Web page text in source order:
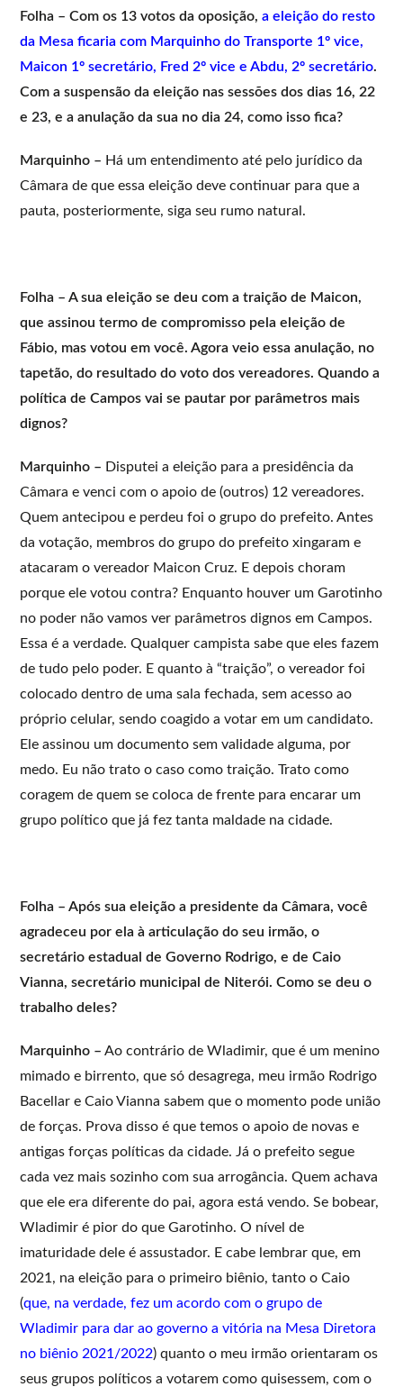
Folha – Com os 13 votos da oposição,a eleição do resto
da Mesa ficaria com Marquinho do Transporte 1º vice,
Maicon 1º secretário, Fred 2º vice e Abdu, 2º secretário.
Com a suspensão da eleição nas sessões dos dias 16, 22
e 23, e a anulação da sua no dia 24, como isso fica?
Marquinho – Há um entendimento até pelo jurídico da
Câmara de que essa eleição deve continuar para que a
pauta, posteriormente, siga seu rumo natural.
Folha – A sua eleição se deu com a traição de Maicon,
que assinou termo de compromisso pela eleição de
Fábio, mas votou em você. Agora veio essa anulação, no
tapetão, do resultado do voto dos vereadores. Quando a
política de Campos vai se pautar por parâmetros mais
dignos?
Marquinho – Disputei a eleição para a presidência da
Câmara e venci com o apoio de (outros) 12 vereadores.
Quem antecipou e perdeu foi o grupo do prefeito. Antes
da votação, membros do grupo do prefeito xingaram e
atacaram o vereador Maicon Cruz. E depois choram
porque ele votou contra? Enquanto houver um Garotinho
no poder não vamos ver parâmetros dignos em Campos.
Essa é a verdade. Qualquer campista sabe que eles fazem
de tudo pelo poder. E quanto à “traição”, o vereador foi
colocado dentro de uma sala fechada, sem acesso ao
próprio celular, sendo coagido a votar em um candidato.
Ele assinou um documento sem validade alguma, por
medo. Eu não trato o caso como traição. Trato como
coragem de quem se coloca de frente para encarar um
grupo político que já fez tanta maldade na cidade.
Folha – Após sua eleição a presidente da Câmara, você
agradeceu por ela à articulação do seu irmão, o
secretário estadual de Governo Rodrigo, e de Caio
Vianna, secretário municipal de Niterói. Como se deu o
trabalho deles?
Marquinho – Ao contrário de Wladimir, que é um menino
mimado e birrento, que só desagrega, meu irmão Rodrigo
Bacellar e Caio Vianna sabem que o momento pode união
de forças. Prova disso é que temos o apoio de novas e
antigas forças políticas da cidade. Já o prefeito segue
cada vez mais sozinho com sua arrogância. Quem achava
que ele era diferente do pai, agora está vendo. Se bobear,
Wladimir é pior do que Garotinho. O nível de
imaturidade dele é assustador. E cabe lembrar que, em
2021, na eleição para o primeiro biênio, tanto o Caio
(que, na verdade, fez um acordo com o grupo de
Wladimir para dar ao governo a vitória na Mesa Diretora
no biênio 2021/2022) quanto o meu irmão orientaram os
seus grupos políticos a votarem como quisessem, com o